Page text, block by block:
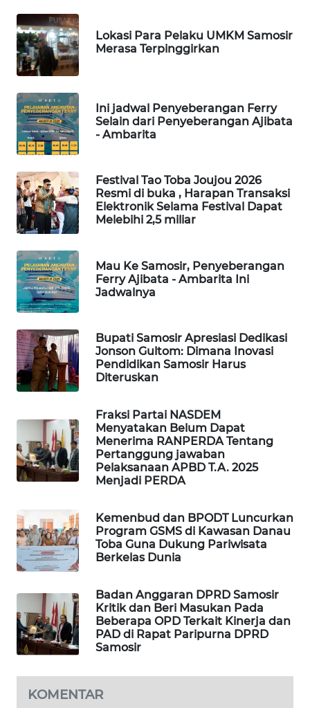
Lokasi Para Pelaku UMKM Samosir
Merasa Terpinggirkan
Ini jadwal Penyeberangan Ferry
Selain dari Penyeberangan Ajibata
- Ambarita
Festival Tao Toba Joujou 2026
Resmi di buka , Harapan Transaksi
Elektronik Selama Festival Dapat
Melebihi 2,5 miliar
Mau Ke Samosir, Penyeberangan
Ferry Ajibata - Ambarita Ini
Jadwalnya
Bupati Samosir Apresiasi Dedikasi
Jonson Gultom: Dimana Inovasi
Pendidikan Samosir Harus
Diteruskan
Fraksi Partai NASDEM
Menyatakan Belum Dapat
Menerima RANPERDA Tentang
Pertanggung jawaban
Pelaksanaan APBD T.A. 2025
Menjadi PERDA
Kemenbud dan BPODT Luncurkan
Program GSMS di Kawasan Danau
Toba Guna Dukung Pariwisata
Berkelas Dunia
Badan Anggaran DPRD Samosir
Kritik dan Beri Masukan Pada
Beberapa OPD Terkait Kinerja dan
PAD di Rapat Paripurna DPRD
Samosir
KOMENTAR
METRO
JAKARTA
NEWS
KRT
NEWS
NEWS
JURNAL
MARITIM
HUMBANG
NEWS
GARONGGANG
NEWS
FISUELRI
ID
ENERGI
NEWS
CILEUNGSI
NEWS
BERKAT
NEWS
BERAMPU
ANUGERAH
NEWS
AKHLAK
ID